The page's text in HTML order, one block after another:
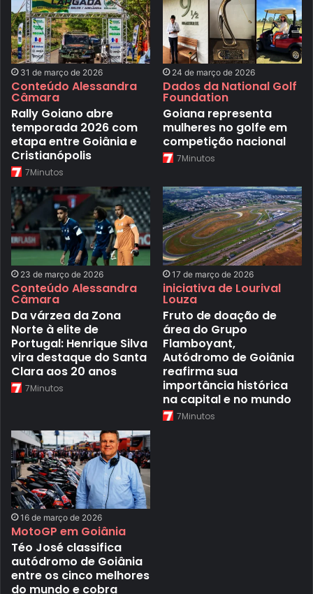
31 de março de 2026
Conteúdo Alessandra
Câmara
Rally Goiano abre
temporada 2026 com
etapa entre Goiânia e
Cristianópolis
7Minutos
24 de março de 2026
Dados da National Golf
Foundation
Goiana representa
mulheres no golfe em
competição nacional
7Minutos
23 de março de 2026
Conteúdo Alessandra
Câmara
Da várzea da Zona
Norte à elite de
Portugal: Henrique Silva
vira destaque do Santa
Clara aos 20 anos
7Minutos
17 de março de 2026
iniciativa de Lourival
Louza
Fruto de doação de
área do Grupo
Flamboyant,
Autódromo de Goiânia
reafirma sua
importância histórica
na capital e no mundo
7Minutos
16 de março de 2026
MotoGP em Goiânia
Téo José classifica
autódromo de Goiânia
entre os cinco melhores
do mundo e cobra